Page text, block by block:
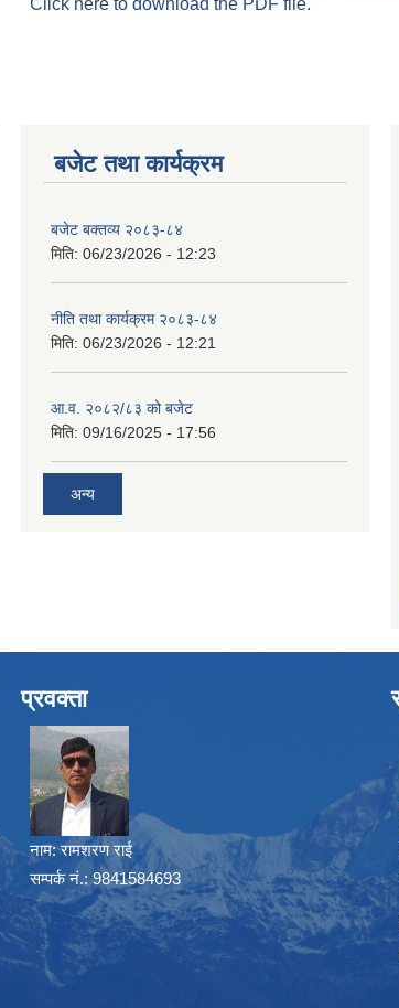
Click here to download the PDF file.
बजेट तथा कार्यक्रम
बजेट बक्तव्य २०८३-८४
मिति: 06/23/2026 - 12:23
नीति तथा कार्यक्रम २०८३-८४
मिति: 06/23/2026 - 12:21
आ.व. २०८२/८३ को बजेट
मिति: 09/16/2025 - 17:56
अन्य
प्रवक्ता
नाम: रामशरण राई
सम्पर्क नं.: 9841584693